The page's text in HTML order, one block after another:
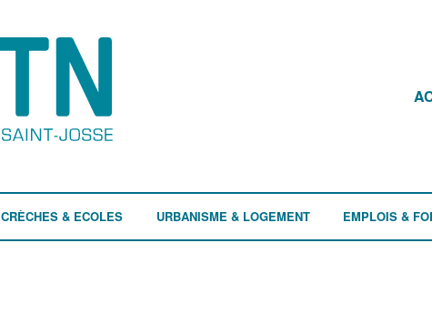
CRÈCHES & ECOLES URBANISME & LOGEMENT EMPLOIS &